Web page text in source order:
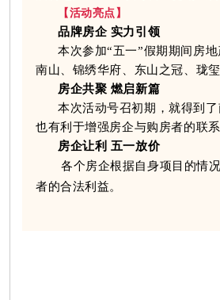
【活动亮点】
品牌房企 实力引领
本次参加“五一”假期期间房
南山、锦绣华府、东山之冠、珑
房企共聚 燃启新篇
本次活动号召初期，就得到
也有利于增强房企与购房者的联
房企让利 五一放价
各个房企根据自身项目的情
者的合法利益。